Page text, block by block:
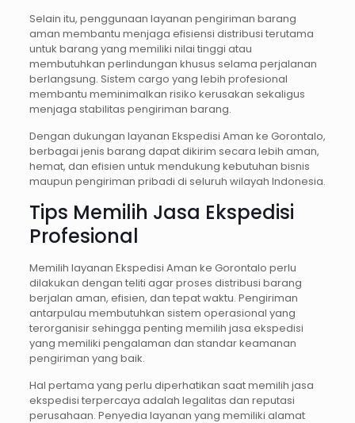
Selain itu, penggunaan layanan pengiriman barang
aman membantu menjaga efisiensi distribusi terutama
untuk barang yang memiliki nilai tinggi atau
membutuhkan perlindungan khusus selama perjalanan
berlangsung. Sistem cargo yang lebih profesional
membantu meminimalkan risiko kerusakan sekaligus
menjaga stabilitas pengiriman barang.
Dengan dukungan layanan Ekspedisi Aman ke Gorontalo,
berbagai jenis barang dapat dikirim secara lebih aman,
hemat, dan efisien untuk mendukung kebutuhan bisnis
maupun pengiriman pribadi di seluruh wilayah Indonesia.
Tips Memilih Jasa Ekspedisi
Profesional
Memilih layanan Ekspedisi Aman ke Gorontalo perlu
dilakukan dengan teliti agar proses distribusi barang
berjalan aman, efisien, dan tepat waktu. Pengiriman
antarpulau membutuhkan sistem operasional yang
terorganisir sehingga penting memilih jasa ekspedisi
yang memiliki pengalaman dan standar keamanan
pengiriman yang baik.
Hal pertama yang perlu diperhatikan saat memilih jasa
ekspedisi terpercaya adalah legalitas dan reputasi
perusahaan. Penyedia layanan yang memiliki alamat